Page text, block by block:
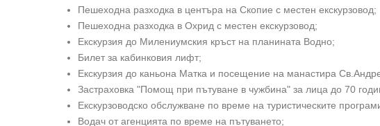
Пешеходна разходка в центъра на Скопие с местен екскурзовод;
Пешеходна разходка в Охрид с местен екскурзовод;
Екскурзия до Милениумския кръст на планината Водно;
Билет за кабинковия лифт;
Екскурзия до каньона Матка и посещение на манастира
Застраховка "Помощ при пътуване в чужбина" за лица до 70
Екскурзоводско обслужване по време на туристическите
Водач от агенцията по време на пътуването;